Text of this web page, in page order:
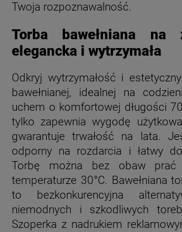
Twoja rozpoznawalność.
Torba bawełniana na
elegancka i wytrzymała
Odkryj wytrzymałość i
bawełnianej, idealnej na
uchem o komfortowej długości
tylko zapewnia wygodę
gwarantuje trwałość na lata.
odporny na rozdarcia i łatwy
Torbę można bez obaw
temperaturze 30°C. Bawełniana
to bezkonkurencyjna
niemodnych i szkodliwych
Szoperka z nadrukiem